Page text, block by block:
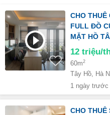
CHO THUÊ
FULL ĐỒ
MẶT HỒ
12 triệu/
60m2
Tây Hồ, Hà
1 ngày trước
CHO THUÊ